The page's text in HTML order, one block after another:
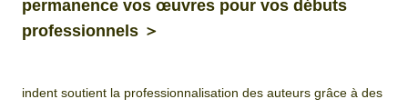
permanence vos œuvres pour vos débuts
professionnels ＞
indent soutient la professionnalisation des auteurs grâce à des